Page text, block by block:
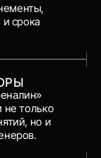
и срока
не только
но и